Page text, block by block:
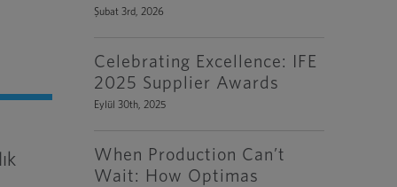
Şubat 3rd, 2026
Celebrating Excellence: IFE
2025 Supplier Awards
Eylül 30th, 2025
When Production Can’t
Wait: How Optimas